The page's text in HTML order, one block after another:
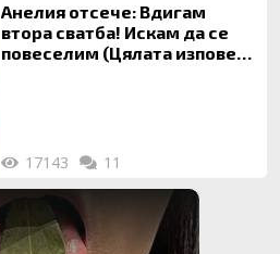
Анелия отсече: Вдигам
втора сватба! Искам да се
повеселим (Цялата изповед
17143 11